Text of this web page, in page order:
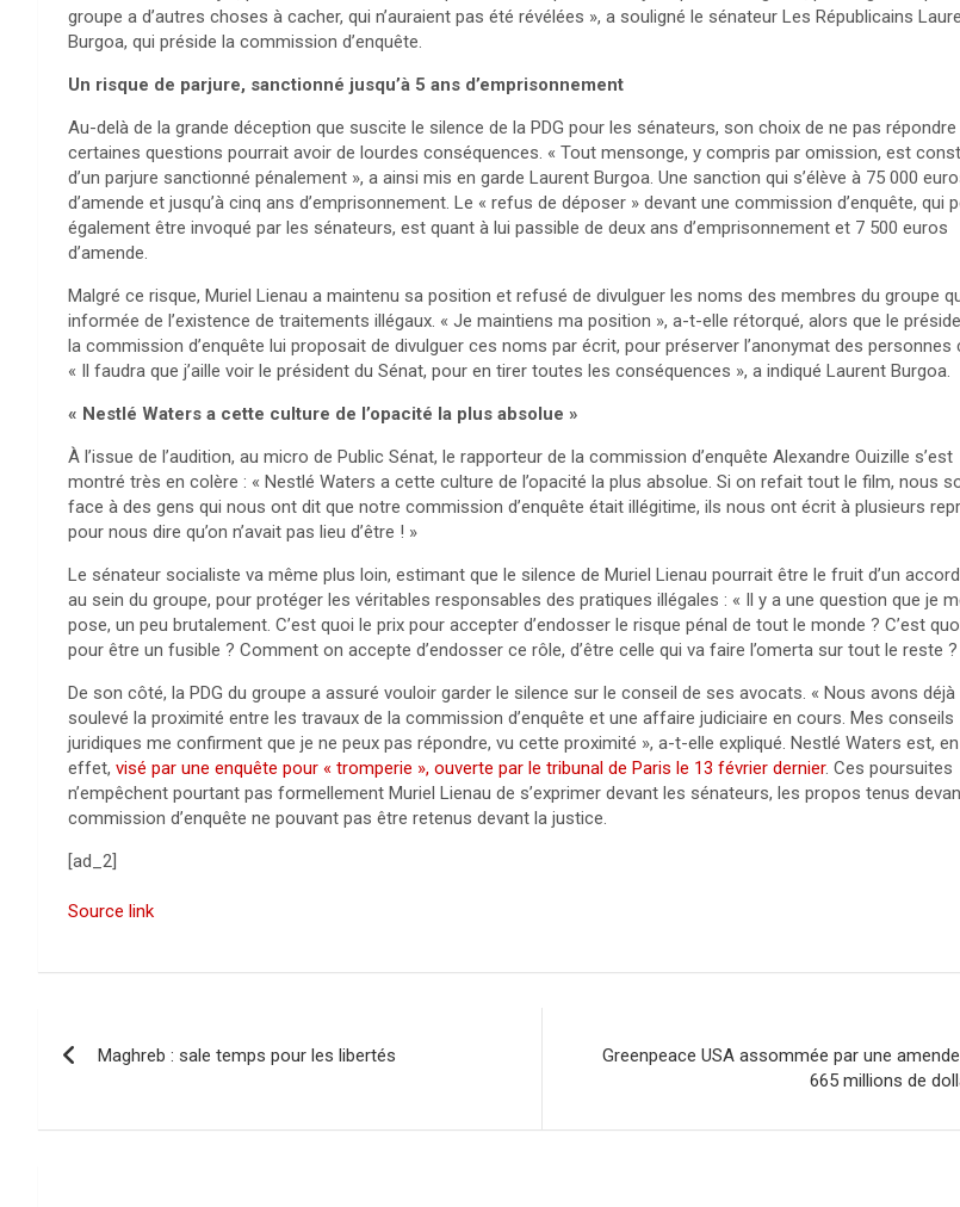
groupe a d’autres choses à cacher, qui n’auraient pas été révélées », a souligné le sénateur Les Républicains
Burgoa, qui préside la commission d’enquête.
Un risque de parjure, sanctionné jusqu’à 5 ans d’emprisonnement
Au-delà de la grande déception que suscite le silence de la PDG pour les sénateurs, son choix de ne pas répondre
certaines questions pourrait avoir de lourdes conséquences. « Tout mensonge, y compris par omission, est
d’un parjure sanctionné pénalement », a ainsi mis en garde Laurent Burgoa. Une sanction qui s’élève à 75 000
d’amende et jusqu’à cinq ans d’emprisonnement. Le « refus de déposer » devant une commission d’enquête, qui
également être invoqué par les sénateurs, est quant à lui passible de deux ans d’emprisonnement et 7 500 euros
d’amende.
Malgré ce risque, Muriel Lienau a maintenu sa position et refusé de divulguer les noms des membres du groupe
informée de l’existence de traitements illégaux. « Je maintiens ma position », a-t-elle rétorqué, alors que le
la commission d’enquête lui proposait de divulguer ces noms par écrit, pour préserver l’anonymat des personnes
« Il faudra que j’aille voir le président du Sénat, pour en tirer toutes les conséquences », a indiqué Laurent Burgoa.
« Nestlé Waters a cette culture de l’opacité la plus absolue »
À l’issue de l’audition, au micro de Public Sénat, le rapporteur de la commission d’enquête Alexandre Ouizille s’est
montré très en colère : « Nestlé Waters a cette culture de l’opacité la plus absolue. Si on refait tout le film, nous
face à des gens qui nous ont dit que notre commission d’enquête était illégitime, ils nous ont écrit à plusieurs
pour nous dire qu’on n’avait pas lieu d’être ! »
Le sénateur socialiste va même plus loin, estimant que le silence de Muriel Lienau pourrait être le fruit d’un
au sein du groupe, pour protéger les véritables responsables des pratiques illégales : « Il y a une question que je
pose, un peu brutalement. C’est quoi le prix pour accepter d’endosser le risque pénal de tout le monde ? C’est
pour être un fusible ? Comment on accepte d’endosser ce rôle, d’être celle qui va faire l’omerta sur tout le reste ?
De son côté, la PDG du groupe a assuré vouloir garder le silence sur le conseil de ses avocats. « Nous avons déjà
soulevé la proximité entre les travaux de la commission d’enquête et une affaire judiciaire en cours. Mes conseils
juridiques me confirment que je ne peux pas répondre, vu cette proximité », a-t-elle expliqué. Nestlé Waters est, en
effet, visé par une enquête pour « tromperie », ouverte par le tribunal de Paris le 13 février dernier. Ces poursuites
n’empêchent pourtant pas formellement Muriel Lienau de s’exprimer devant les sénateurs, les propos tenus
commission d’enquête ne pouvant pas être retenus devant la justice.
[ad_2]
Source link
v
Maghreb : sale temps pour les libertés
Greenpeace USA assommée par une
665 millions de